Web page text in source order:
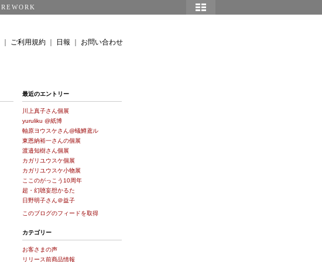
REWORK
ご利用規約 日報 お問い合わせ
最近のエントリー
川上真子さん個展
yuruliku @紙博
軸原ヨウスケさん@蟻鱒鳶ル
東恩納裕一さんの個展
渡邉知樹さん個展
カガリユウスケ個展
カガリユウスケ小物展
ここのがっこう10周年
超・幻聴妄想かるた
日野明子さん＠益子
このブログのフィードを取得
カテゴリー
お客さまの声
リリース前商品情報